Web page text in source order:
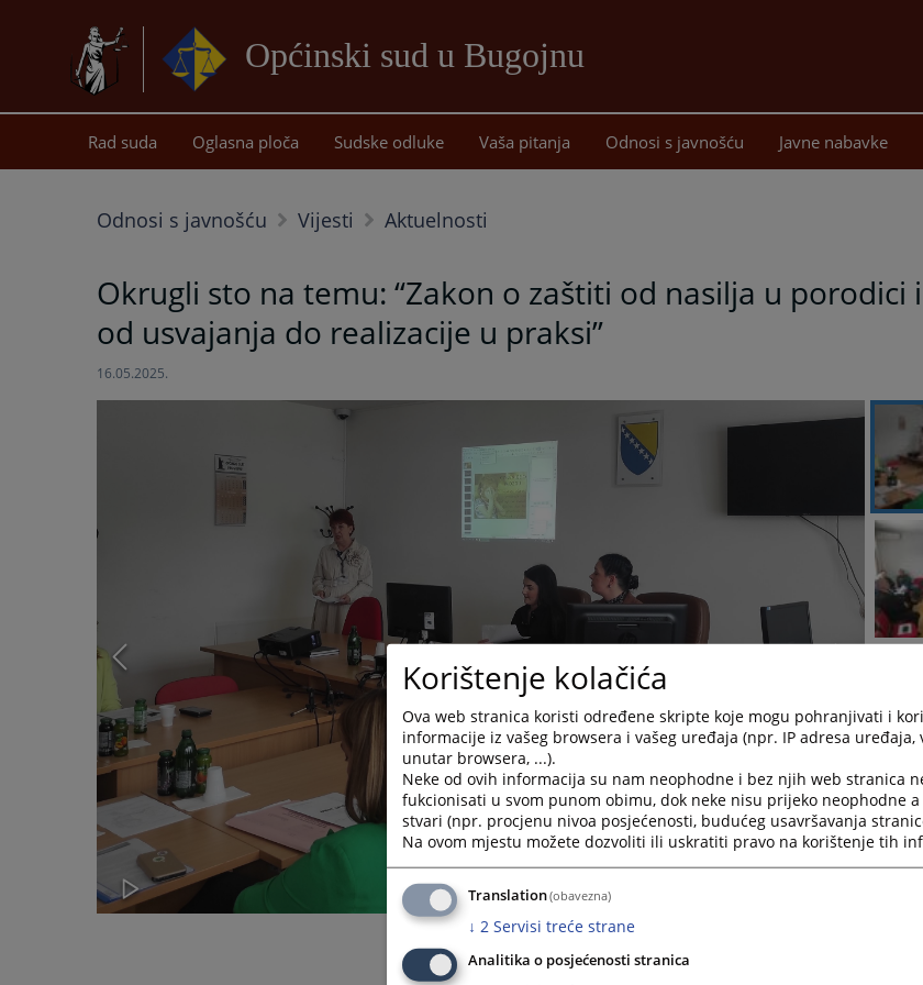
Općinski sud u Bugojnu
sadržaj
Rad suda Oglasna ploča Sudske odluke Vaša pitanja Odnosi s javnošću Javne nabavke
Odnosi s javnošću Vijesti Aktuelnosti
Okrugli sto na temu: “Zakon o zaštiti od nasilja u porodici
od usvajanja do realizacije u praksi”
16.05.2025.
Korištenje kolačića
Ova web stranica koristi određene skripte koje mogu pohranjivati i
informacije iz vašeg browsera i vašeg uređaja (npr. IP adresa uređaja,
unutar browsera, ...).
Neke od ovih informacija su nam neophodne i bez njih web stranica
fukcionisati u svom punom obimu, dok neke nisu prijeko neophodne
stvari (npr. procjenu nivoa posjećenosti, budućeg usavršavanja
Na ovom mjestu možete dozvoliti ili uskratiti pravo na korištenje tih
Translation(obavezna)
↓ 2 Servisi treće strane
Analitika o posjećenosti stranica